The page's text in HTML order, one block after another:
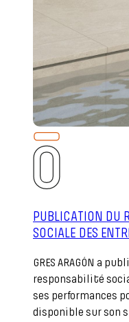
PUBLICATION DU
SOCIALE DES
GRES ARAGÓN a
responsabilité
ses performances
disponible sur son